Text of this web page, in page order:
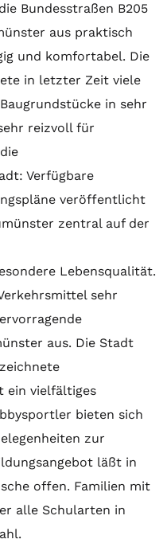
Bundesstraßen B205
aus praktisch
und komfortabel. Die
in letzter Zeit viele
in sehr
reizvoll für
Verfügbare
veröffentlicht
zentral auf der
Lebensqualität.
sehr
aus. Die Stadt
ein vielfältiges
bieten sich
zur
läßt in
offen. Familien mit
alle Schularten in